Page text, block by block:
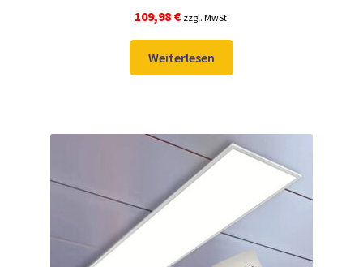
109,98 € zzgl. MwSt.
Weiterlesen